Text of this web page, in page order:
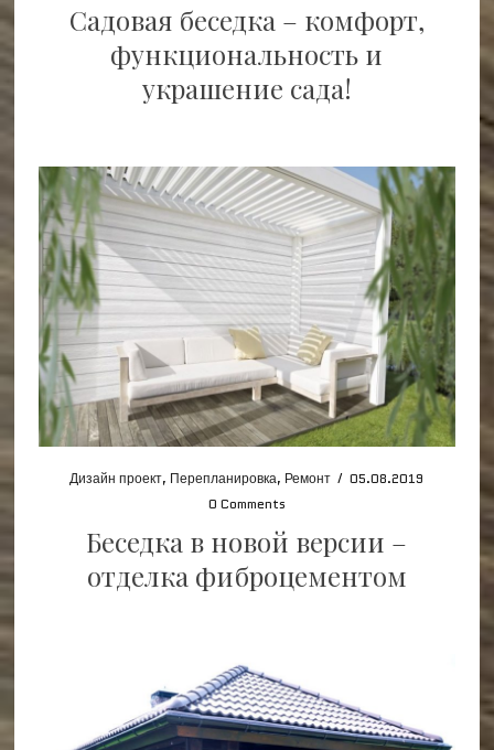
Садовая беседка – комфорт,
функциональность и
украшение сада!
Дизайн проект, Перепланировка, Ремонт / 05.08.2019
0 Comments
Беседка в новой версии –
отделка фиброцементом